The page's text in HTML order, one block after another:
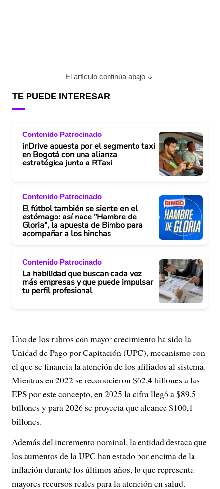
El artículo continúa abajo
TE PUEDE INTERESAR
Contenido Patrocinado
inDrive apuesta por el segmento taxi
en Bogotá con una alianza
estratégica junto a RTaxi
Contenido Patrocinado
El fútbol también se siente en el
estómago: así nace "Hambre de
Gloria", la apuesta de Bimbo para
acompañar a los hinchas
Contenido Patrocinado
La habilidad que buscan cada vez
más empresas y que puede impulsar
tu perfil profesional
Uno de los rubros con mayor crecimiento ha sido la
Unidad de Pago por Capitación (UPC), mecanismo con
el que se financia la atención de los afiliados al sistema.
Mientras en 2022 se reconocieron $62,4 billones a las
EPS por este concepto, en 2025 la cifra llegó a $89,5
billones y para 2026 se proyecta que alcance $100,1
billones.
Además del incremento nominal, la entidad destaca que
los aumentos de la UPC han estado por encima de la
inflación durante los últimos años, lo que representa
mayores recursos reales para la atención en salud.